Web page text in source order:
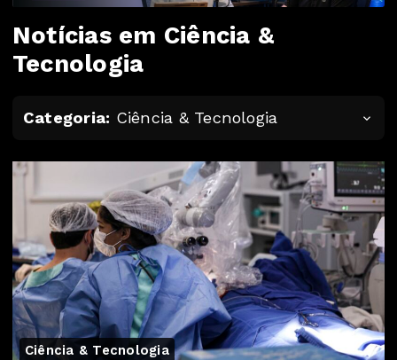
Notícias em Ciência &
Tecnologia
Categoria: Ciência & Tecnologia
Ciência & Tecnologia